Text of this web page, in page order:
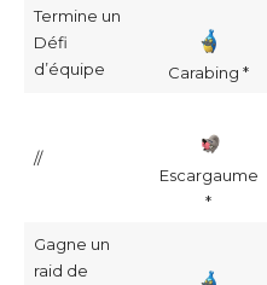
Termine un
Défi
d’équipe
Carabing *
//
Escargaume
*
Gagne un
raid de